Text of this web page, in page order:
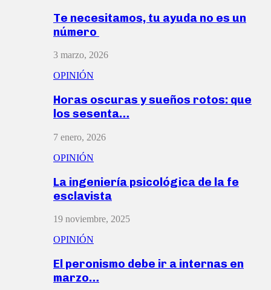
Te necesitamos, tu ayuda no es un
número
3 marzo, 2026
OPINIÓN
Horas oscuras y sueños rotos: que
los sesenta…
7 enero, 2026
OPINIÓN
La ingeniería psicológica de la fe
esclavista
19 noviembre, 2025
OPINIÓN
El peronismo debe ir a internas en
marzo…